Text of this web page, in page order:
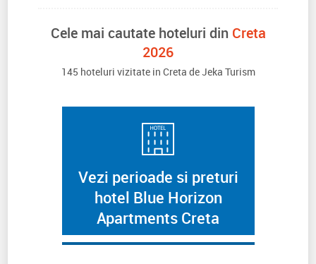
Cele mai cautate hoteluri din Creta
2026
145 hoteluri vizitate in Creta de Jeka Turism
Vezi perioade si preturi
hotel Blue Horizon
Apartments Creta